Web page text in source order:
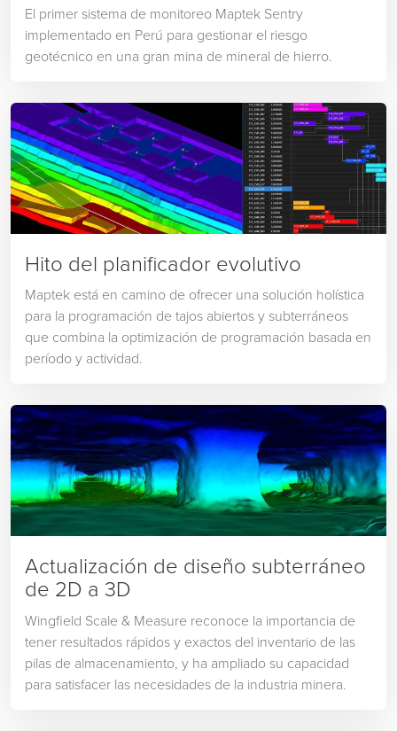
El primer sistema de monitoreo Maptek Sentry
implementado en Perú para gestionar el riesgo
geotécnico en una gran mina de mineral de hierro.
Hito del planificador evolutivo
Maptek está en camino de ofrecer una solución holística
para la programación de tajos abiertos y subterráneos
que combina la optimización de programación basada en
período y actividad.
Actualización de diseño subterráneo
de 2D a 3D
Wingfield Scale & Measure reconoce la importancia de
tener resultados rápidos y exactos del inventario de las
pilas de almacenamiento, y ha ampliado su capacidad
para satisfacer las necesidades de la industria minera.